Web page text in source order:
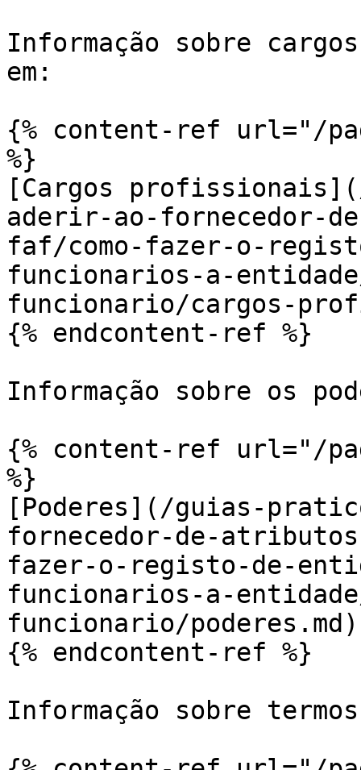
Informação sobre
em:
{% content-ref url="/
%}
[Cargos
aderir-ao-fornecedor-
faf/como-fazer-o-
funcionarios-a-
funcionario/cargos-
{% endcontent-ref %}
Informação sobre os
{% content-ref url="/
%}
[Poderes](/guias-
fornecedor-de-
fazer-o-registo-de-
funcionarios-a-
funcionario/poderes.md)
{% endcontent-ref %}
Informação sobre